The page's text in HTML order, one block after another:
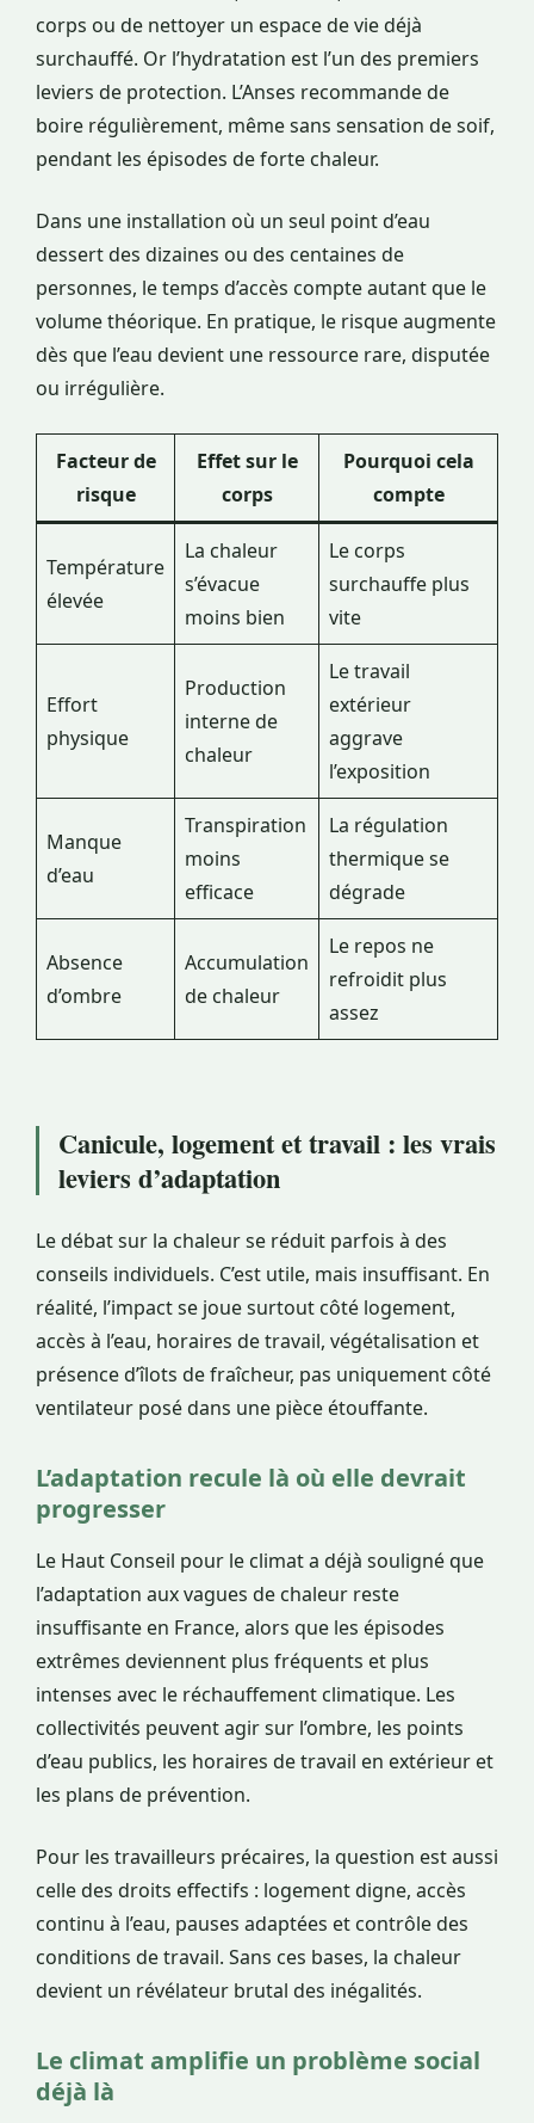
corps ou de nettoyer un espace de vie déjà
surchauffé. Or l’hydratation est l’un des premiers
leviers de protection. L’Anses recommande de
boire régulièrement, même sans sensation de soif,
pendant les épisodes de forte chaleur.
Dans une installation où un seul point d’eau
dessert des dizaines ou des centaines de
personnes, le temps d’accès compte autant que le
volume théorique. En pratique, le risque augmente
dès que l’eau devient une ressource rare, disputée
ou irrégulière.
Facteur de
risque
Effet sur le
corps
Pourquoi cela
compte
Température
élevée
La chaleur
s’évacue
moins bien
Le corps
surchauffe plus
vite
Effort
physique
Production
interne de
chaleur
Le travail
extérieur
aggrave
l’exposition
Manque
d’eau
Transpiration
moins
efficace
La régulation
thermique se
dégrade
Absence
d’ombre
Accumulation
de chaleur
Le repos ne
refroidit plus
assez
Canicule, logement et travail : les vrais
leviers d’adaptation
Le débat sur la chaleur se réduit parfois à des
conseils individuels. C’est utile, mais insuffisant. En
réalité, l’impact se joue surtout côté logement,
accès à l’eau, horaires de travail, végétalisation et
présence d’îlots de fraîcheur, pas uniquement côté
ventilateur posé dans une pièce étouffante.
L’adaptation recule là où elle devrait
progresser
Le Haut Conseil pour le climat a déjà souligné que
l’adaptation aux vagues de chaleur reste
insuffisante en France, alors que les épisodes
extrêmes deviennent plus fréquents et plus
intenses avec le réchauffement climatique. Les
collectivités peuvent agir sur l’ombre, les points
d’eau publics, les horaires de travail en extérieur et
les plans de prévention.
Pour les travailleurs précaires, la question est aussi
celle des droits effectifs : logement digne, accès
continu à l’eau, pauses adaptées et contrôle des
conditions de travail. Sans ces bases, la chaleur
devient un révélateur brutal des inégalités.
Le climat amplifie un problème social
déjà là